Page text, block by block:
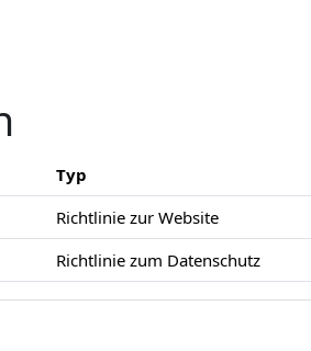
Typ
Richtlinie zur Website
Richtlinie zum Datenschutz